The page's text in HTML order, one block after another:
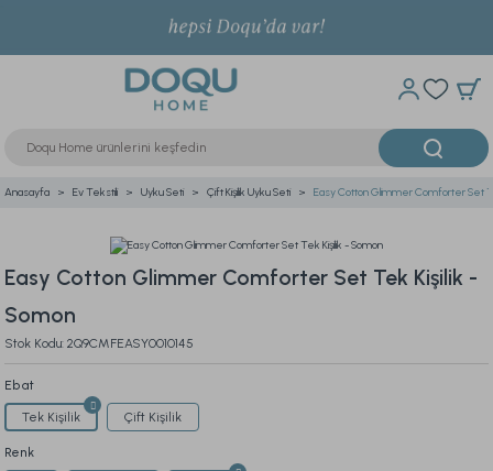
Anasayfa Ev Tekstili Uyku Seti Çift Kişilik Uyku Seti Easy Cotton Glimmer Comforter Set
Easy Cotton Glimmer Comforter Set Tek Kişilik -
Somon
Stok Kodu: 2Q9CMFEASY0010145
Ebat
Tek Kişilik Çift Kişilik
Renk